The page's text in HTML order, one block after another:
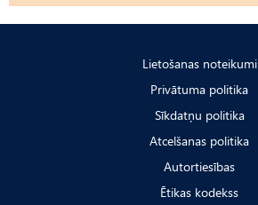
Lietošanas noteikumi
Privātuma politika
Sīkdatņu politika
Atcelšanas politika
Autortiesības
Ētikas kodekss